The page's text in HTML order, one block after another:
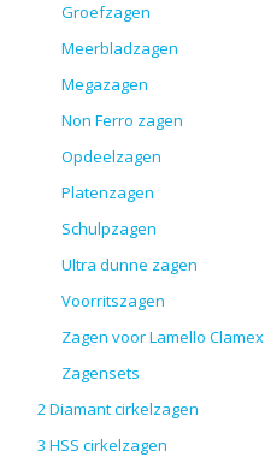
Groefzagen
Meerbladzagen
Megazagen
Non Ferro zagen
Opdeelzagen
Platenzagen
Schulpzagen
Ultra dunne zagen
Voorritszagen
Zagen voor Lamello Clamex
Zagensets
2 Diamant cirkelzagen
3 HSS cirkelzagen